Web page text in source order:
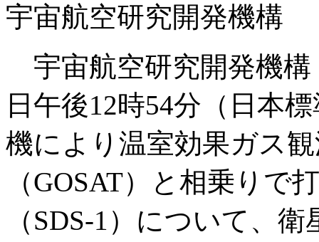
宇宙航空研究開発機構
宇宙航空研究開発機構
日午後12時54分（日本
機により温室効果ガス
（GOSAT）と相乗りで
（SDS-1）について、